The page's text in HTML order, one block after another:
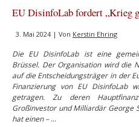
EU DisinfoLab fordert „Krieg
3. Mai 2024 | Von Kerstin Ehring
Die EU DisinfoLab ist eine
Brüssel. Der Organisation wird die
auf die Entscheidungsträger in der
Finanzierung von EU DisinfoLab
getragen. Zu deren
Großinvestor und Milliardär George
hat einen –…